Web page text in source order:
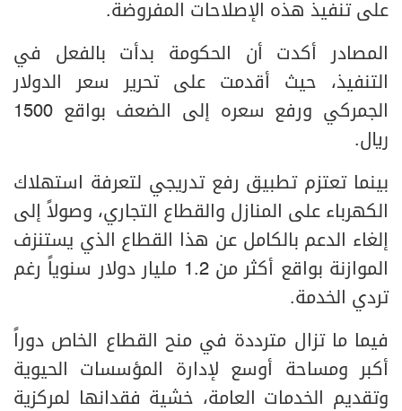
على تنفيذ هذه الإصلاحات المفروضة.
المصادر أكدت أن الحكومة بدأت بالفعل في
التنفيذ، حيث أقدمت على تحرير سعر الدولار
الجمركي ورفع سعره إلى الضعف بواقع 1500
ريال.
بينما تعتزم تطبيق رفع تدريجي لتعرفة استهلاك
الكهرباء على المنازل والقطاع التجاري، وصولاً إلى
إلغاء الدعم بالكامل عن هذا القطاع الذي يستنزف
الموازنة بواقع أكثر من 1.2 مليار دولار سنوياً رغم
تردي الخدمة.
فيما ما تزال مترددة في منح القطاع الخاص دوراً
أكبر ومساحة أوسع لإدارة المؤسسات الحيوية
وتقديم الخدمات العامة، خشية فقدانها لمركزية